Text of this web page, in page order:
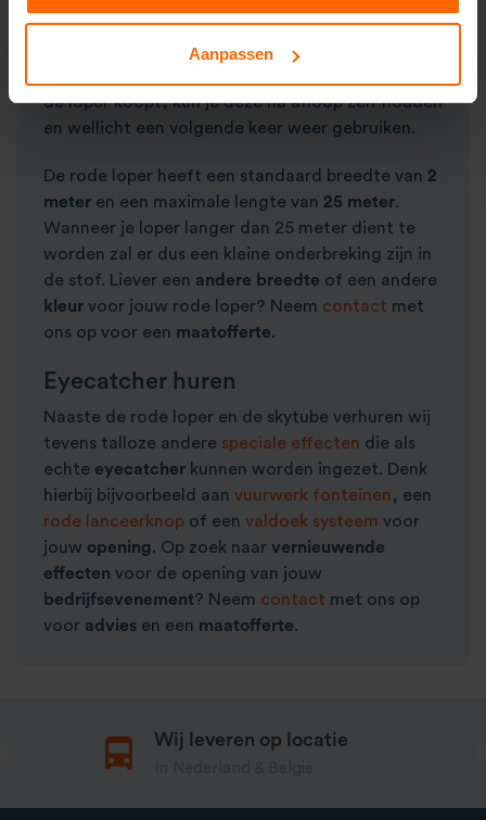
Aanpassen
ongebruikt en dus helemaal schoon is. Bij het
kopen van een rode loper bij ons ben je
de loper koopt, kun je deze na afloop zelf houden
en wellicht een volgende keer weer gebruiken.
De rode loper heeft een standaard breedte van 2
meter en een maximale lengte van 25 meter.
Wanneer je loper langer dan 25 meter dient te
worden zal er dus een kleine onderbreking zijn in
de stof. Liever een andere breedte of een andere
kleur voor jouw rode loper? Neem contact met
ons op voor een maatofferte.
Eyecatcher huren
Naaste de rode loper en de skytube verhuren wij
tevens talloze andere speciale effecten die als
echte eyecatcher kunnen worden ingezet. Denk
hierbij bijvoorbeeld aan vuurwerk fonteinen, een
rode lanceerknop of een valdoek systeem voor
jouw opening. Op zoek naar vernieuwende
effecten voor de opening van jouw
bedrijfsevenement? Neem contact met ons op
voor advies en een maatofferte.
Wij leveren op locatie